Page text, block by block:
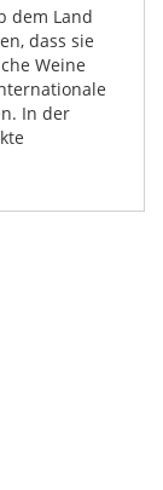
dem Land
dass sie
Weine
In der